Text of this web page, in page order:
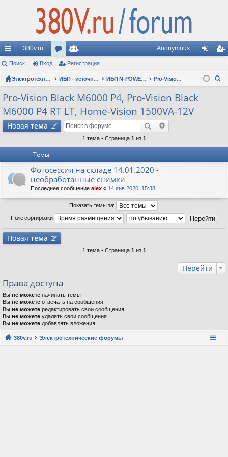
с
ы
лк
и
380v.ru
ор
ум
ы
ол
ьз
ов
ат
ел
Anonymous
д ис
Поиск Вход Регистрация
Электротехнические форумы ИБП - источники бесперебойного питания ИБП N-POWER: новые модели (презентации, фотосессии, обзоры)
Pro-Vision Black M6000 P4, Pro-Vision Black M6000 P4 RT LT, Home-Vision 1500VA-12V
Pro-Vision Black M6000 P4, Pro-Vision Black
M6000 P4 RT LT, Home-Vision 1500VA-12V
Новая тема
1 тема • Страница 1 из 1
Темы
Фотосессия на складе 14.01.2020 -
необработанные снимки
Последнее сообщение alex « 14 янв 2020, 15:38
Показать темы за:
Поле сортировки
Новая тема
1 тема • Страница 1 из 1
Перейти
Права доступа
Вы не можете начинать темы
Вы не можете отвечать на сообщения
Вы не можете редактировать свои сообщения
Вы не можете удалять свои сообщения
Вы не можете добавлять вложения
380v.ru Электротехнические форумы